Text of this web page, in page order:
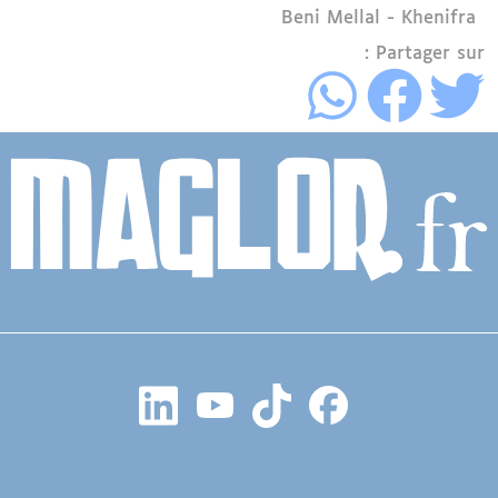
Région
Beni Mellal - Khenifra
Partager sur :